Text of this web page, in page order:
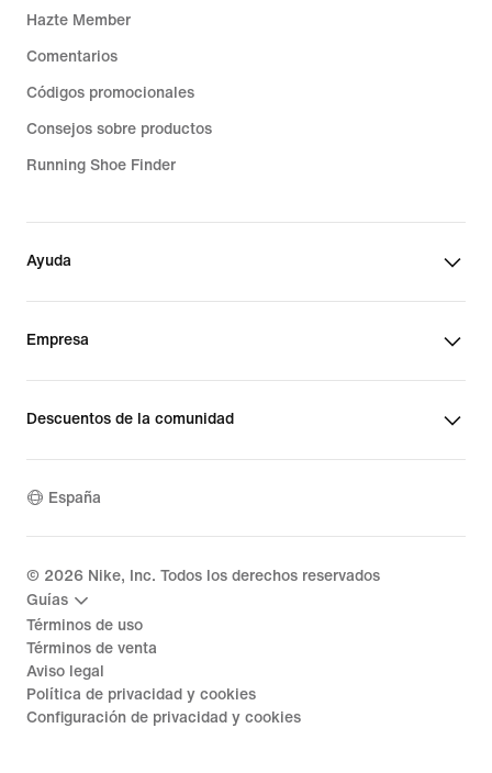
Hazte Member
Comentarios
Códigos promocionales
Consejos sobre productos
Running Shoe Finder
Ayuda
Empresa
Descuentos de la comunidad
España
© 2026 Nike, Inc. Todos los derechos reservados
Guías
Términos de uso
Términos de venta
Aviso legal
Política de privacidad y cookies
Configuración de privacidad y cookies